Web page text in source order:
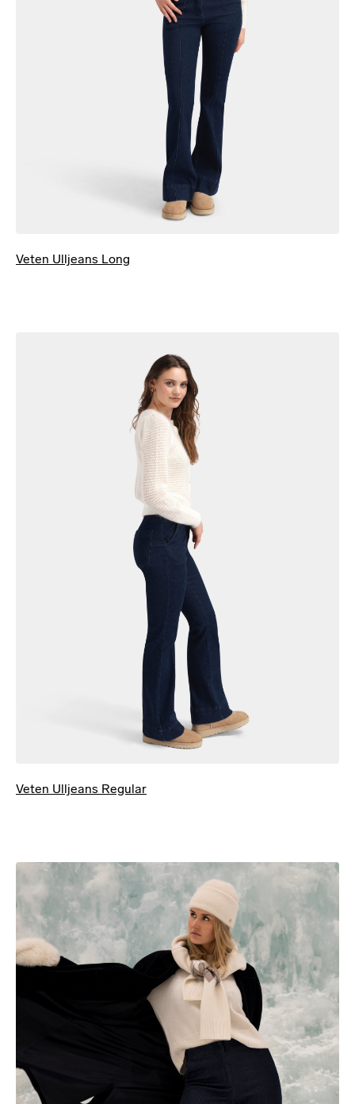
Veten Ulljeans Long
Veten Ulljeans Regular